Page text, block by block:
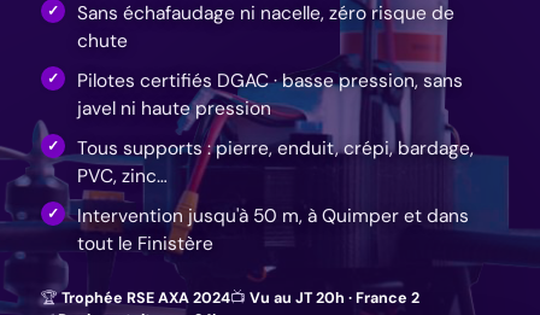
Sans échafaudage ni nacelle, zéro risque de
chute
Pilotes certifiés DGAC · basse pression, sans
javel ni haute pression
Tous supports : pierre, enduit, crépi, bardage,
PVC, zinc…
Intervention jusqu'à 50 m, à Quimper et dans
tout le Finistère
🏆Trophée RSE AXA 2024📺 Vu au JT 20h · France 2